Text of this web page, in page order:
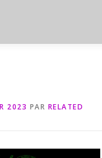
2023 PAR RELATED